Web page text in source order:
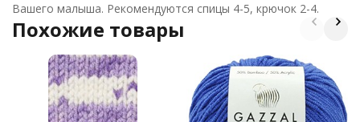
Вашего малыша. Рекомендуются спицы 4-5, крючок 2-4.
Похожие товары